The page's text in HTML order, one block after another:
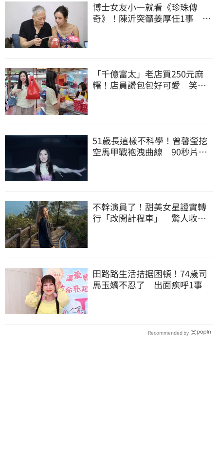
博士女友小一就看《珍珠傳
奇》！陳沂突籲姜厚任1事 親
「千億富太」老店買250元麻
糬！店員讚包包好可愛 笑
51歲長這樣不科學！曾馨瑩挖
空馬甲戰袍洩曲線 90秒片掀
不幹演員了！甜美女星證實轉
行「改開計程車」 驚人收入
田路路生活拮据困頓！74歲司
馬玉嬌不忍了 出面疾呼1事
Recommended by